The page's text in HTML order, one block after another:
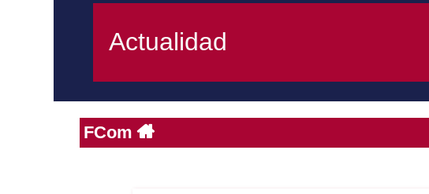
Actualidad
FCom